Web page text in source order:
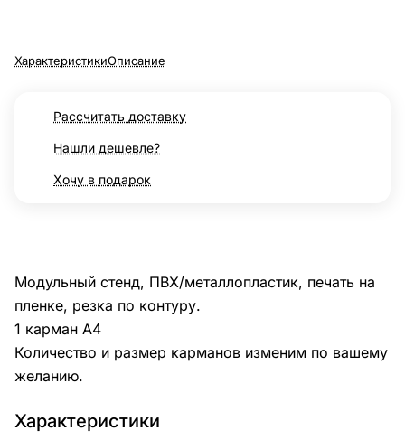
ХарактеристикиОписание
Рассчитать доставку
Нашли дешевле?
Хочу в подарок
Модульный стенд, ПВХ/металлопластик, печать на
пленке, резка по контуру.
1 карман А4
Количество и размер карманов изменим по вашему
желанию.
Характеристики